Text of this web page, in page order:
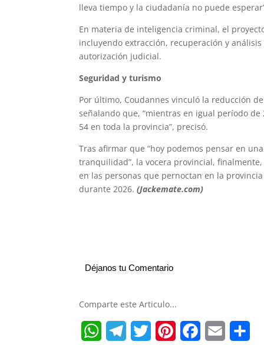
lleva tiempo y la ciudadanía no puede
En materia de inteligencia criminal, el
incluyendo extracción, recuperación y
autorización judicial.
Seguridad y turismo
Por último, Coudannes vinculó la reducción
señalando que, “mientras en igual período
54 en toda la provincia”, precisó.
Tras afirmar que “hoy podemos pensar en
tranquilidad”, la vocera provincial,
en las personas que pernoctan en la
durante 2026.(Jackemate.com)
Déjanos tu Comentario
Comparte este Articulo...